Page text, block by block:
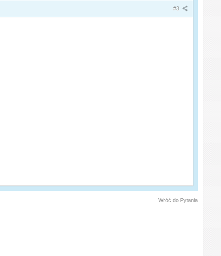
#3
Wróć do Pytania